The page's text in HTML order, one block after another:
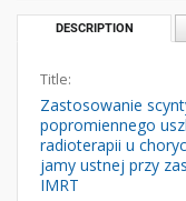
DESCRIPTION
Title:
Zastosowanie
popromiennego
radioterapii u
jamy ustnej przy
IMRT